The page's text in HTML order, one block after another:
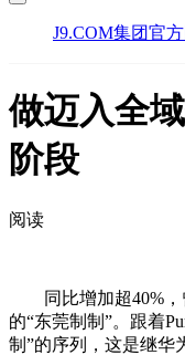
J9.COM集团官
做迈入全
阶段
阅读
同比增加超40%，
的“东莞制制”。跟着
制”的序列，这是继华